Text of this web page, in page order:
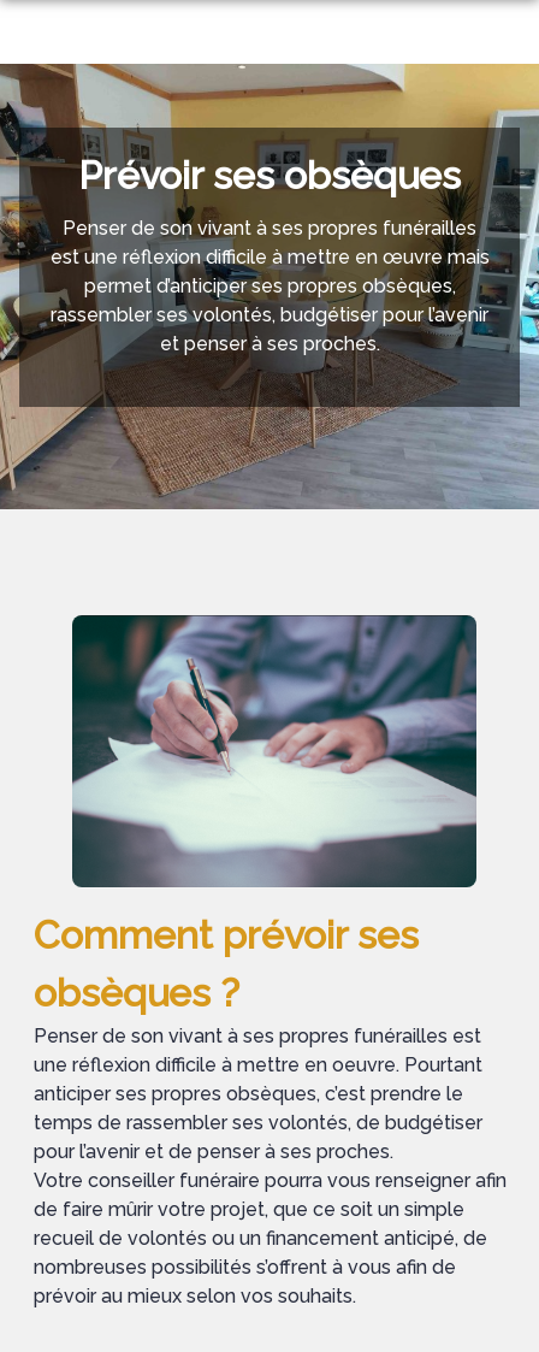
Aller
contenu
ORGANISER DES OBSÈQUES
PRÉVOIR SES OBSÈQUES
MONUMENTS FUNÉRAIRES
SERVICES AUX FAMILLES
NOS AGENCES
AGENCE DE LABOUHEYRE
AGENCE DE MIMIZAN
AGENCE DE PARENTIS-EN-BORN
NOS CHAMBRES FUNERAIRES
LABOUHEYRE
MIMIZAN
ESPACES HOMMAGES
Prévoir ses obsèques
Penser de son vivant à ses propres funérailles
est une réflexion difficile à mettre en œuvre mais
permet d’anticiper ses propres obsèques,
rassembler ses volontés, budgétiser pour l’avenir
et penser à ses proches.
Comment prévoir ses
obsèques ?
Penser de son vivant à ses propres funérailles est
une réflexion difficile à mettre en oeuvre. Pourtant
anticiper ses propres obsèques, c’est prendre le
temps de rassembler ses volontés, de budgétiser
pour l’avenir et de penser à ses proches.
Votre conseiller funéraire pourra vous renseigner afin
de faire mûrir votre projet, que ce soit un simple
recueil de volontés ou un financement anticipé, de
nombreuses possibilités s’offrent à vous afin de
prévoir au mieux selon vos souhaits.